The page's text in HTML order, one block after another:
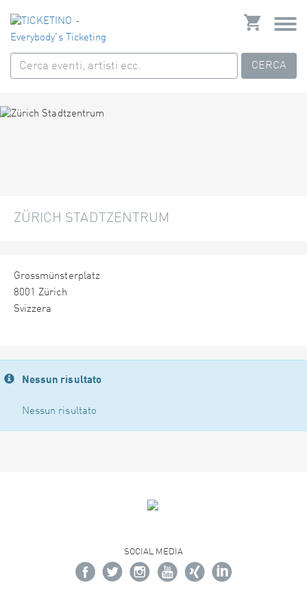
CERCA
ZÜRICH STADTZENTRUM
Grossmünsterplatz
8001 Zürich
Svizzera
Nessun risultato
Nessun risultato
SOCIAL MEDIA